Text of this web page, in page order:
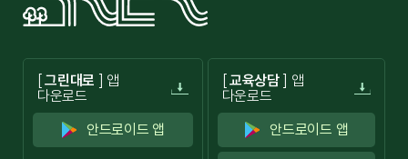
[그린대로 ] 앱
다운로드
안드로이드 앱
[교육상담 ] 앱
다운로드
안드로이드 앱